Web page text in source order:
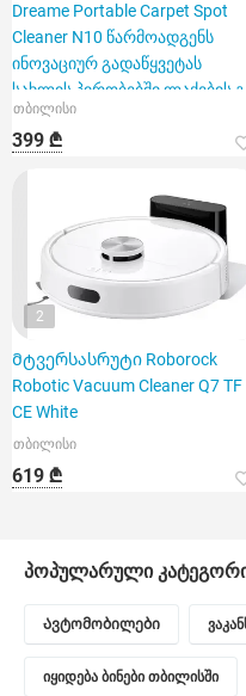
Dreame Portable Carpet Spot
Cleaner N10 წარმოადგენს
ინოვაციურ გადაწყვეტას
სახლის პირობებში ლაქების გ
თბილისი
399 ₾
2
Მტვერსასრუტი Roborock
Robotic Vacuum Cleaner Q7 TF
CE White
თბილისი
619 ₾
პოპულარული
Ავტომობილები
იყიდება ბინები თბილისში